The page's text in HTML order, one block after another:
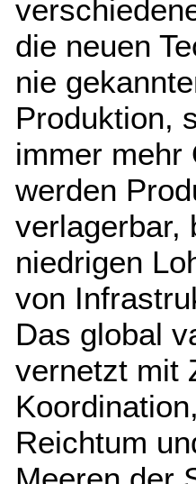
die neuen
nie
Produktion,
immer mehr
werden
verlagerbar,
niedrigen
von
Das global
vernetzt mit
Reichtum